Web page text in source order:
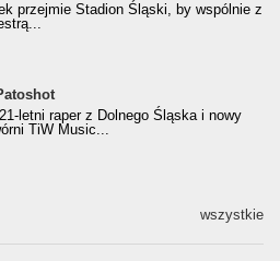
przejmie Stadion Śląski, by wspólnie z
letni raper z Dolnego Śląska i nowy
TiW Music...
wszystkie